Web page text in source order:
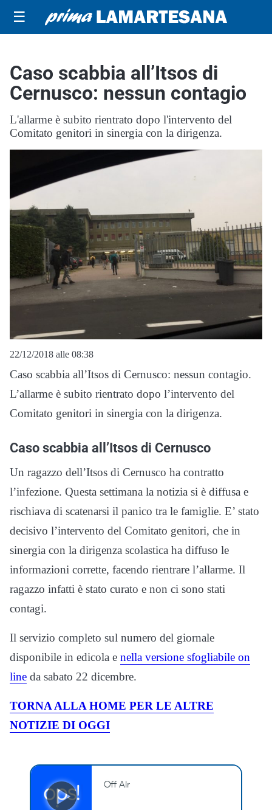
☰
Caso scabbia all’Itsos di
Cernusco: nessun contagio
L'allarme è subito rientrato dopo l'intervento del
Comitato genitori in sinergia con la dirigenza.
22/12/2018 alle 08:38
Caso scabbia all’Itsos di Cernusco: nessun contagio.
L’allarme è subito rientrato dopo l’intervento del
Comitato genitori in sinergia con la dirigenza.
Caso scabbia all’Itsos di Cernusco
Un ragazzo dell’Itsos di Cernusco ha contratto
l’infezione. Questa settimana la notizia si è diffusa e
rischiava di scatenarsi il panico tra le famiglie. E’ stato
decisivo l’intervento del Comitato genitori, che in
sinergia con la dirigenza scolastica ha diffuso le
informazioni corrette, facendo rientrare l’allarme. Il
ragazzo infatti è stato curato e non ci sono stati
contagi.
Il servizio completo sul numero del giornale
disponibile in edicola e nella versione sfogliabile on
line da sabato 22 dicembre.
TORNA ALLA HOME PER LE ALTRE
NOTIZIE DI OGGI